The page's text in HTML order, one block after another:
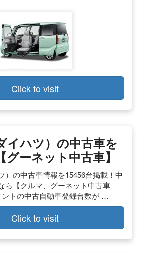
Click to visit
イハツ）の中古車を
ーネット中古車】
）の中古車情報を15456台掲載！中
ら【クルマ、グーネット中古車
ントの中古自動車登録台数が …
Click to visit